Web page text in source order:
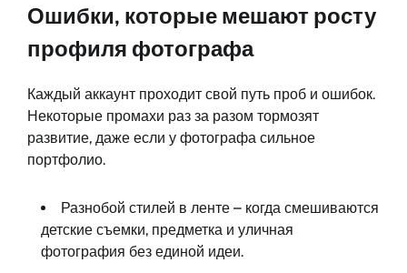
Ошибки, которые мешают росту
профиля фотографа
Каждый аккаунт проходит свой путь проб и ошибок.
Некоторые промахи раз за разом тормозят
развитие, даже если у фотографа сильное
портфолио.
Разнобой стилей в ленте – когда смешиваются
детские съемки, предметка и уличная
фотография без единой идеи.